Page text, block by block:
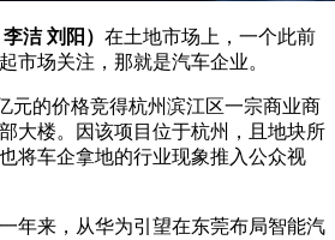
洁 刘阳） 在土地市场上，一个此前
市场关注，那就是汽车企业。
元的价格竞得杭州滨江区一宗商业商
大楼。因该项目位于杭州，且地块所
将车企拿地的行业现象推入公众视
年来，从华为引望在东莞布局智能汽